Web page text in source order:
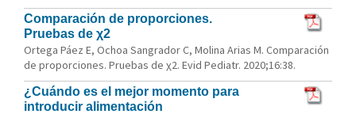
Comparación de proporciones.
Pruebas de χ2
Ortega Páez E, Ochoa Sangrador C, Molina Arias M. Comparación
de proporciones. Pruebas de χ2. Evid Pediatr. 2020;16:38.
¿Cuándo es el mejor momento para
introducir alimentación